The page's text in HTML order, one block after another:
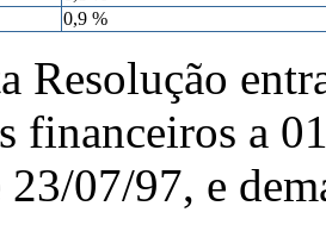
0,9 %
Resolução
financeiros a
07/97, e